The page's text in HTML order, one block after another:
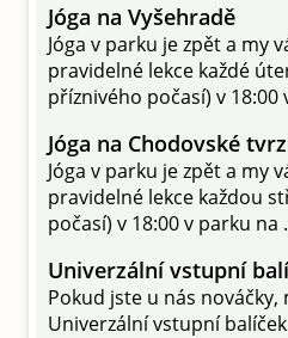
Jóga na Vyšehradě
Jóga v parku je zpět a my
pravidelné lekce každé
příznivého počasí) v 18:00
Jóga na Chodovské
Jóga v parku je zpět a my
pravidelné lekce každou
počasí) v 18:00 v parku na
Univerzální vstupní
Pokud jste u nás
Univerzální vstupní